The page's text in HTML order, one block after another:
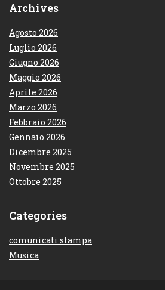
Archives
Agosto 2026
Luglio 2026
Giugno 2026
Maggio 2026
Aprile 2026
Marzo 2026
Febbraio 2026
Gennaio 2026
Dicembre 2025
Novembre 2025
Ottobre 2025
Categories
comunicati stampa
Musica